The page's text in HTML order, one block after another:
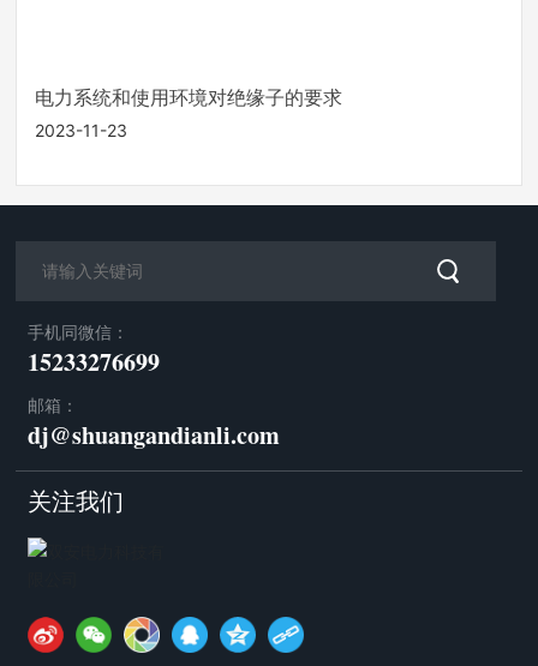
电力系统和使用环境对绝缘子的要求
2023-11-23
手机同微信：
15233276699
邮箱：
dj@shuangandianli.com
关注我们